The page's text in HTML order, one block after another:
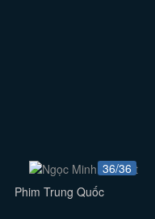
36/36
Phim Trung Quốc